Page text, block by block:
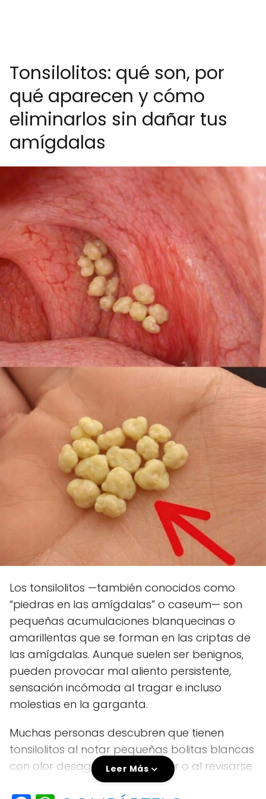
Tonsilolitos: qué son, por
qué aparecen y cómo
eliminarlos sin dañar tus
amígdalas
Los tonsilolitos —también conocidos como
“piedras en las amígdalas” o caseum— son
pequeñas acumulaciones blanquecinas o
amarillentas que se forman en las criptas de
las amígdalas. Aunque suelen ser benignos,
pueden provocar mal aliento persistente,
sensación incómoda al tragar e incluso
molestias en la garganta.
Muchas personas descubren que tienen
tonsilolitos al notar pequeñas bolitas blancas
con olor desagradable al toser o al revisarse
la garganta frente al espejo.
Leer Más